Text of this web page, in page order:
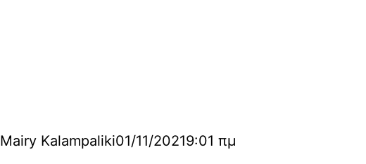
Mairy Kalampaliki01/11/20219:01 πμ